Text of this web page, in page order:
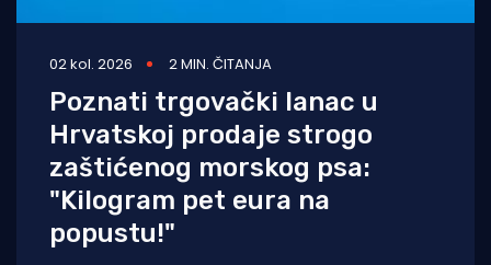
02 kol. 2026 2 MIN. ČITANJA
Poznati trgovački lanac u
Hrvatskoj prodaje strogo
zaštićenog morskog psa:
"Kilogram pet eura na
popustu!"